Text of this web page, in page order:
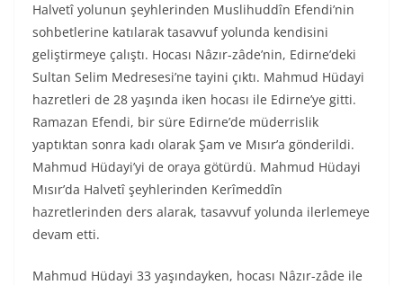
Halvetî yolunun şeyhlerinden Muslihuddîn Efendi’nin
sohbetlerine katılarak tasavvuf yolunda kendisini
geliştirmeye çalıştı. Hocası Nâzır-zâde’nin, Edirne’deki
Sultan Selim Medresesi’ne tayini çıktı. Mahmud Hüdayi
hazretleri de 28 yaşında iken hocası ile Edirne’ye gitti.
Ramazan Efendi, bir süre Edirne’de müderrislik
yaptıktan sonra kadı olarak Şam ve Mısır’a gönderildi.
Mahmud Hüdayi’yi de oraya götürdü. Mahmud Hüdayi
Mısır’da Halvetî şeyhlerinden Kerîmeddîn
hazretlerinden ders alarak, tasavvuf yolunda ilerlemeye
devam etti.
Mahmud Hüdayi 33 yaşındayken, hocası Nâzır-zâde ile